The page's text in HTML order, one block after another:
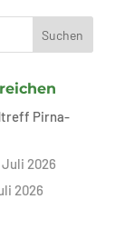
Pirna-
Juli 2026
2026